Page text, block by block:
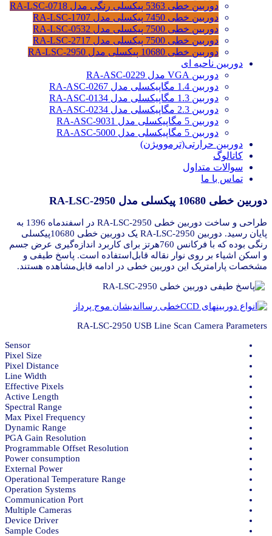
دوربین خطی 5363 پیکسلی رنگی مدل RA-LSC-0718
دوربین خطی 7450 پیکسلی مدل RA-LSC-1707
دوربین خطی 7500 پیکسلی مدل RA-LSC-0532
دوربین خطی 7500 پیکسلی مدل RA-LSC-2717
دوربین خطی 10680 پیکسلی مدل RA-LSC-2950
دوربین ناحیه ای
دوربین VGA مدل RA-ASC-0229
دوربین 1.4 مگاپیکسلی مدل RA-ASC-0267
دوربین 1.3 مگاپیکسلی مدل RA-ASC-0134
دوربین 2.3 مگاپیکسلی مدل RA-ASC-0234
دوربین 5 مگاپیکسلی مدل RA-ASC-9031
دوربین 5 مگاپیکسلی مدل RA-ASC-5000
دوربین حرارتی(ترموویژن)
کاتالوگ
سوالات متداول
تماس با ما
دوربین خطی 10680 پیکسلی مدل RA-LSC-2950
طراحی و ساخت دوربین خطی RA-LSC-2950 در اسفندماه 1396 به
پایان رسید. دوربین RA-LSC-2950 یک دوربین خطی 10680پیکسلی
رنگی بوده که با فرکانس 760هرتز برای کاربرد اندازه‌گیری عرض جسم
و اسکن اشیاء بر روی نوار نقاله قابل‌استفاده است. پاسخ طیفی و
مشخصات پارامتریک این دوربین خطی در ادامه قابل‌مشاهده هستند.
RA-LSC-2950 USB Line Scan Camera Parameters
Sensor
Pixel Size
Pixel Distance
Line Width
Effective Pixels
Active Length
Spectral Range
Max Pixel Frequency
Dynamic Range
PGA Gain Resolution
Programmable Offset Resolution
Power consumption
External Power
Operational Temperature Range
Operation Systems
Communication Port
Multiple Cameras
Device Driver
Sample Codes